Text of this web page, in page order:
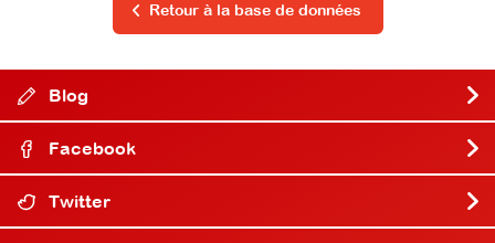
Retour à la base de données
Blog
Facebook
Twitter